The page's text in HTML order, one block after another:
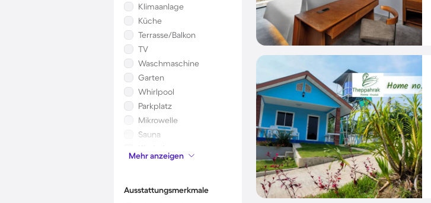
Klimaanlage
Küche
Terrasse/Balkon
TV
Waschmaschine
Garten
Whirlpool
Parkplatz
Mikrowelle
Sauna
Kinderbett
Kamin/Ofen
Mehr anzeigen
Ausstattungsmerkmale